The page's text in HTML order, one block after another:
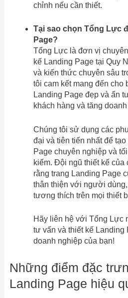
chỉnh nếu cần thiết.
Tại sao chọn Tổng Lực
Page?
Tổng Lực là đơn vị
kế Landing Page tại Quy
và kiến thức chuyên sâu
tôi cam kết mang đến cho
Landing Page đẹp và ấn
khách hàng và tăng doanh
Chúng tôi sử dụng các
đại và tiên tiến nhất để
Page chuyên nghiệp và
kiếm. Đội ngũ thiết kế của
rằng trang Landing Page
thân thiện với người
tương thích trên mọi thiết
Hãy liên hệ với Tổng Lực
tư vấn và thiết kế
doanh nghiệp của bạn!
Những điểm đặc
Landing Page hiệu